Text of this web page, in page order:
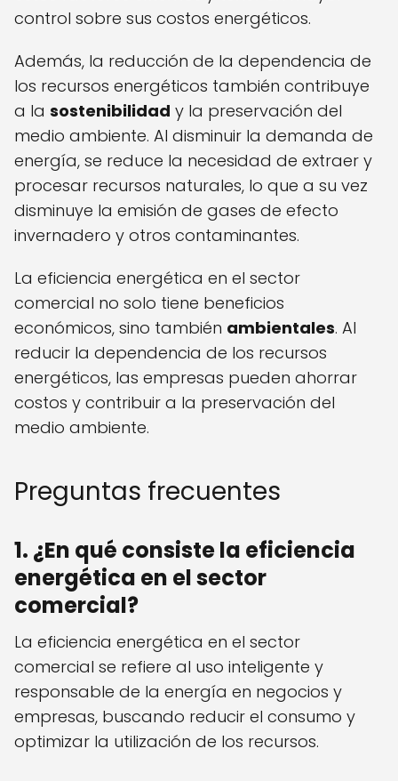
control sobre sus costos energéticos.
Además, la reducción de la dependencia de
los recursos energéticos también contribuye
a la sostenibilidad y la preservación del
medio ambiente. Al disminuir la demanda de
energía, se reduce la necesidad de extraer y
procesar recursos naturales, lo que a su vez
disminuye la emisión de gases de efecto
invernadero y otros contaminantes.
La eficiencia energética en el sector
comercial no solo tiene beneficios
económicos, sino también ambientales. Al
reducir la dependencia de los recursos
energéticos, las empresas pueden ahorrar
costos y contribuir a la preservación del
medio ambiente.
Preguntas frecuentes
1. ¿En qué consiste la eficiencia
energética en el sector
comercial?
La eficiencia energética en el sector
comercial se refiere al uso inteligente y
responsable de la energía en negocios y
empresas, buscando reducir el consumo y
optimizar la utilización de los recursos.